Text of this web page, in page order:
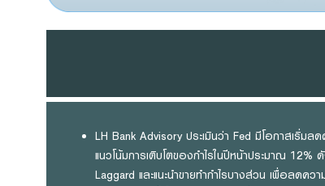
LH Bank Advisory ประเมินว่า Fed มีโอกาสเริ่
แนวโน้มการเติบโตของกำไรในปีหน้าประมาณ
Laggard และแนะนำขายทำกำไรบางส่วน เพื่อลดค